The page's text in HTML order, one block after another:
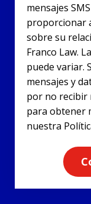
mensajes
proporcionar
sobre su
Franco Law.
puede variar.
mensajes y
por no recibir
para obtener
nuestra